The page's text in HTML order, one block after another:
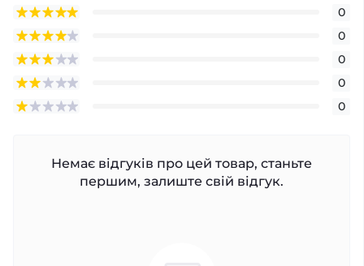
0
0
0
0
0
Немає відгуків про цей товар, станьте
першим, залиште свій відгук.